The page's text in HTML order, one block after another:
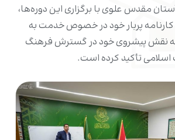
مقدس علوی با برگزاری این دوره‌ها،
کارنامه پربار خود در خصوص خدمت به
به نقش پیشروی خود در گسترش فرهنگ
تأکید کرده است.